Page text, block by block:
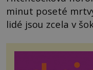
minut poseté
lidé jsou zcela v